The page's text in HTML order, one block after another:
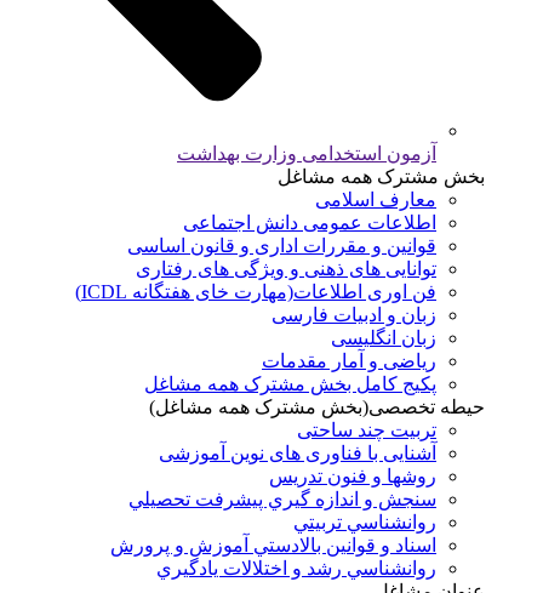
آزمون استخدامی وزارت بهداشت
بخش مشترک همه مشاغل
معارف اسلامی
اطلاعات عمومی دانش اجتماعی
قوانین و مقررات اداری و قانون اساسی
توانایی های ذهنی و ویژگی های رفتاری
فن اوری اطلاعات(مهارت خای هفتگانه ICDL)
زبان و ادبیات فارسی
زبان انگلیسی
ریاضی و آمار مقدمات
پکیج کامل بخش مشترک همه مشاغل
حیطه تخصصی(بخش مشترک همه مشاغل)
تربیت چند ساحتی
آشنایی با فناوری های نوین آموزشی
روشها و فنون تدريس
سنجش و اندازه گيري پيشرفت تحصيلي
روانشناسي تربيتي
اسناد و قوانين بالادستي آموزش و پرورش
روانشناسي رشد و اختلالات يادگيري